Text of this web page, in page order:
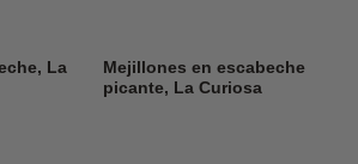
La
Mejillones en escabeche
picante, La Curiosa